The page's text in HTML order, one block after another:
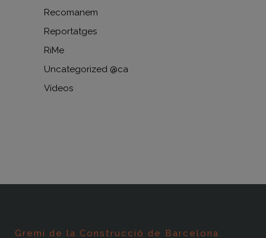
Recomanem
Reportatges
RiMe
Uncategorized @ca
Vídeos
Gremi de la Construcció de Barcelona